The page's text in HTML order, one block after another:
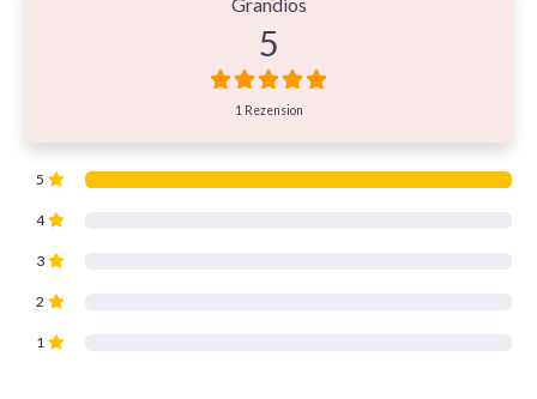
5
1 Rezension
5
4
3
2
1